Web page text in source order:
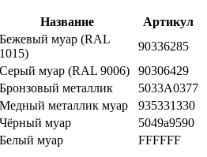
Название
Артикул
Бежевый муар (RAL
1015)
90336285
Серый муар (RAL 9006)
90306429
Бронзовый металлик
5033А0377
Медный металлик муар
935331330
Чёрный муар
5049а9590
Белый муар FFFFFF